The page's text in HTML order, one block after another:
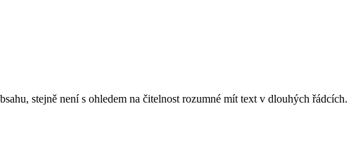
stejně není s ohledem na čitelnost rozumné mít text v dlouhých řádcích.